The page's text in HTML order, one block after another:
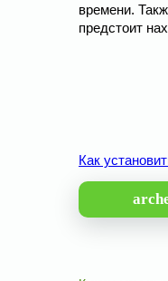
времени.
предстоит
Как